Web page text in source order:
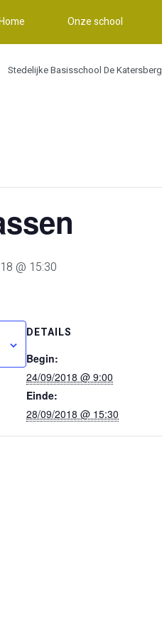
Onze school
Stedelijke Basisschool De Katersberg
@ 15:30
DETAILS
Begin:
24/09/2018 @ 9:00
Einde:
28/09/2018 @ 15:30